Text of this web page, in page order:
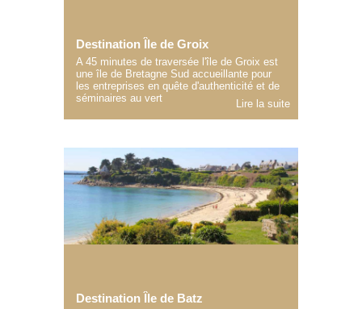
Destination Île de Groix
A 45 minutes de traversée l'île de Groix est
une île de Bretagne Sud accueillante pour
les entreprises en quête d'authenticité et de
séminaires au vert
Lire la suite
Destination Île de Batz